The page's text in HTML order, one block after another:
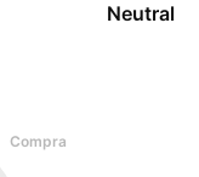
Neutral
Compra